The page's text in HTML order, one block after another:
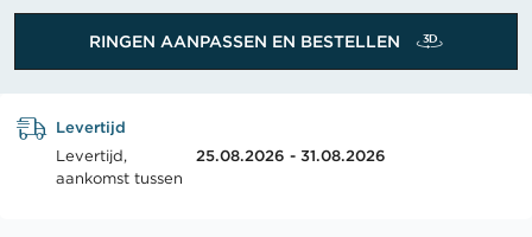
RINGEN AANPASSEN EN BESTELLEN
Levertijd
Levertijd,
aankomst tussen
25.08.2026 - 31.08.2026